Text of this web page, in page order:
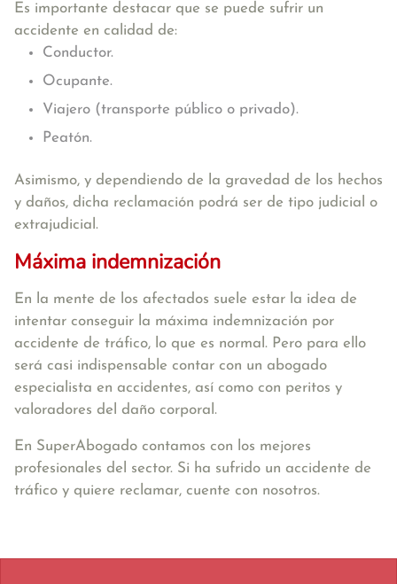
Es importante destacar que se puede sufrir un
accidente en calidad de:
Conductor.
Ocupante.
Viajero (transporte público o privado).
Peatón.
Asimismo, y dependiendo de la gravedad de los hechos
y daños, dicha reclamación podrá ser de tipo judicial o
extrajudicial.
Máxima indemnización
En la mente de los afectados suele estar la idea de
intentar conseguir la máxima indemnización por
accidente de tráfico, lo que es normal. Pero para ello
será casi indispensable contar con un abogado
especialista en accidentes, así como con peritos y
valoradores del daño corporal.
En SuperAbogado contamos con los mejores
profesionales del sector. Si ha sufrido un accidente de
tráfico y quiere reclamar, cuente con nosotros.